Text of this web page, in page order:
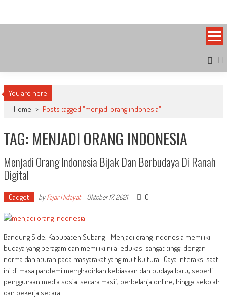
content
You are here
Home > Posts tagged "menjadi orang indonesia"
TAG: MENJADI ORANG INDONESIA
Menjadi Orang Indonesia Bijak Dan Berbudaya Di Ranah
Digital
Gadget byFajar Hidayat- Oktober 17, 2021 0
Bandung Side, Kabupaten Subang - Menjadi orang Indonesia memiliki
budaya yang beragam dan memiliki nilai edukasi sangat tinggi dengan
norma dan aturan pada masyarakat yang multikultural. Gaya interaksi saat
ini di masa pandemi menghadirkan kebiasaan dan budaya baru, seperti
penggunaan media sosial secara masif, berbelanja online, hingga sekolah
dan bekerja secara